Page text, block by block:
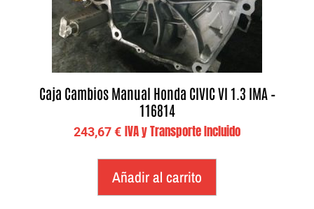
Caja Cambios Manual Honda CIVIC VI 1.3 IMA –
116814
243,67€ IVA y Transporte Incluido
Añadir al carrito